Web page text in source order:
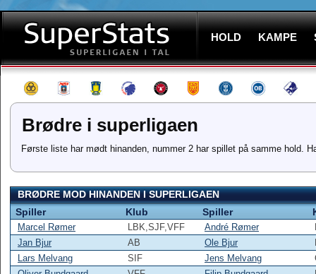
HOLD KAMPE
Brødre i superligaen
Første liste har mødt hinanden, nummer 2 har spillet på samme hold.
BRØDRE MOD HINANDEN I SUPERLIGAEN
Spiller
Klub Spiller
Marcel Rømer LBK,SJF,VFF André Rømer
Jan Bjur
AB Ole Bjur
Lars Melvang
SIF Jens Melvang